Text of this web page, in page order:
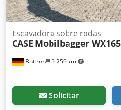
Bottrop 9.259 km
Escavadora sobre rodas
CASE Mobilbagger WX165
Solicitar